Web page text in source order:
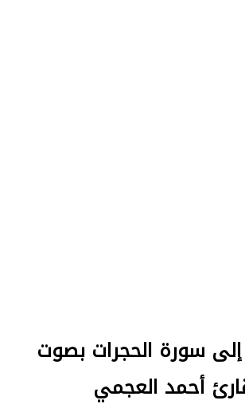
إلى سورة الحجرات بصوت
أحمد العجمي